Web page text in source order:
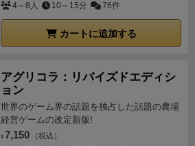
4～8人 10～15分 76件
カートに追加する
アグリコラ：リバイズドエディシ
ョン
世界のゲーム界の話題を独占した話題の農場
経営ゲームの改定新版!
¥ 7,150 （税込）